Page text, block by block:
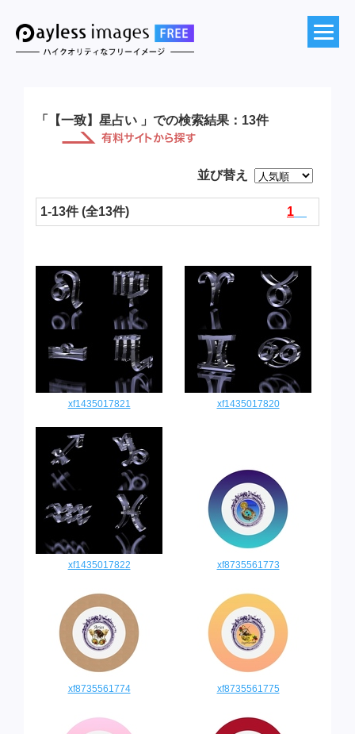
「【一致】星占い 」での検索結果：13件
並び替え
1-13件 (全13件) 1
xf1435017821 xf1435017820
xf1435017822 xf8735561773
xf8735561774 xf8735561775